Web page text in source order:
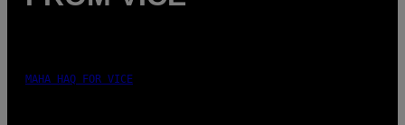
MAHA HAQ FOR VICE